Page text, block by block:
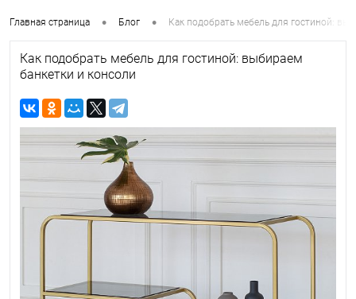
Главная страница • Блог • Как подобрать мебель для гостиной:
Как подобрать мебель для гостиной: выбираем
банкетки и консоли